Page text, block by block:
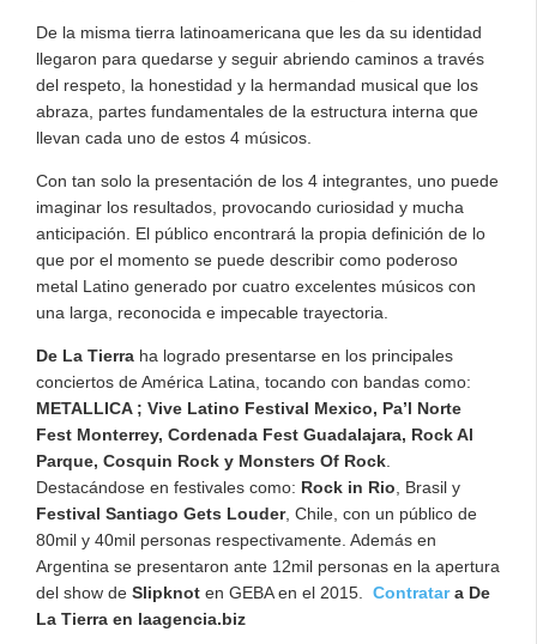
De la misma tierra latinoamericana que les da su identidad
llegaron para quedarse y seguir abriendo caminos a través
del respeto, la honestidad y la hermandad musical que los
abraza, partes fundamentales de la estructura interna que
llevan cada uno de estos 4 músicos.
Con tan solo la presentación de los 4 integrantes, uno puede
imaginar los resultados, provocando curiosidad y mucha
anticipación. El público encontrará la propia definición de lo
que por el momento se puede describir como poderoso
metal Latino generado por cuatro excelentes músicos con
una larga, reconocida e impecable trayectoria.
De La Tierra ha logrado presentarse en los principales
conciertos de América Latina, tocando con bandas como:
METALLICA ; Vive Latino Festival Mexico, Pa’l Norte
Fest Monterrey, Cordenada Fest Guadalajara, Rock Al
Parque, Cosquin Rock y Monsters Of Rock
Destacándose en festivales como: Rock in Rio , Brasil y
Festival Santiago Gets Louder, Chile, con un público de
80mil y 40mil personas respectivamente. Además en
Argentina se presentaron ante 12mil personas en la apertura
del show de Slipknot en GEBA en el 2015. Contratara De
La Tierra en laagencia.biz